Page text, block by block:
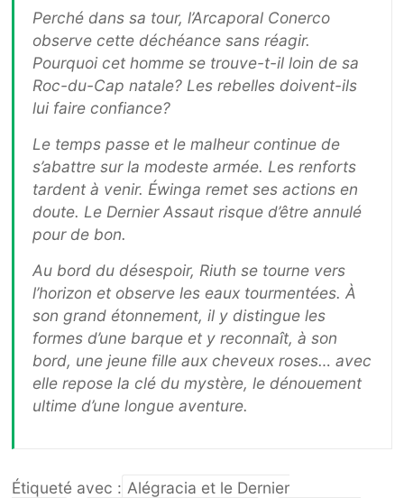
Perché dans sa tour, l’Arcaporal Conerco
observe cette déchéance sans réagir.
Pourquoi cet homme se trouve-t-il loin de sa
Roc-du-Cap natale? Les rebelles doivent-ils
lui faire confiance?
Le temps passe et le malheur continue de
s’abattre sur la modeste armée. Les renforts
tardent à venir. Éwinga remet ses actions en
doute. Le Dernier Assaut risque d’être annulé
pour de bon.
Au bord du désespoir, Riuth se tourne vers
l’horizon et observe les eaux tourmentées. À
son grand étonnement, il y distingue les
formes d’une barque et y reconnaît, à son
bord, une jeune fille aux cheveux roses… avec
elle repose la clé du mystère, le dénouement
ultime d’une longue aventure.
Étiqueté avec : Alégracia et le Dernier